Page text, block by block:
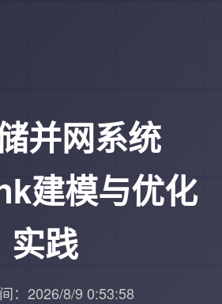
并网系统
建模与优化
实践
：2026/8/9 0:53:58